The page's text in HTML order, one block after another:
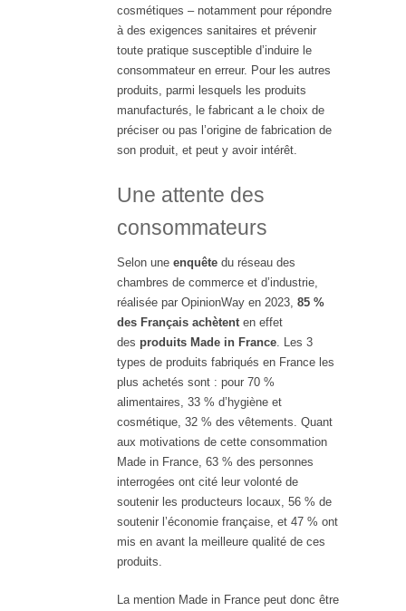
cosmétiques – notamment pour répondre
à des exigences sanitaires et prévenir
toute pratique susceptible d’induire le
consommateur en erreur. Pour les autres
produits, parmi lesquels les produits
manufacturés, le fabricant a le choix de
préciser ou pas l’origine de fabrication de
son produit, et peut y avoir intérêt.
Une attente des
consommateurs
Selon une enquête du réseau des
chambres de commerce et d’industrie,
réalisée par OpinionWay en 2023, 85 %
des Français achètent en effet
des produits Made in France . Les 3
types de produits fabriqués en France les
plus achetés sont : pour 70 %
alimentaires, 33 % d’hygiène et
cosmétique, 32 % des vêtements. Quant
aux motivations de cette consommation
Made in France, 63 % des personnes
interrogées ont cité leur volonté de
soutenir les producteurs locaux, 56 % de
soutenir l’économie française, et 47 % ont
mis en avant la meilleure qualité de ces
produits.
La mention Made in France peut donc être